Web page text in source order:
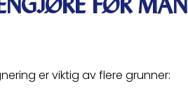
FØR MAN
er viktig av flere grunner: